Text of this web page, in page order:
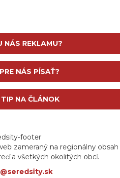
NÁS REKLAMU?
NÁS PÍSAŤ?
NA ČLÁNOK
zameraný na regionálny obsah
a všetkých okolitých obcí.